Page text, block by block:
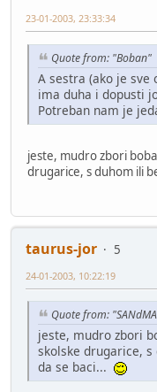
23-01-2003, 23:33:34
Quote from: "Boban"
A sestra (ako je sve
ima duha i dopusti
Potreban nam je
jeste, mudro zbori
drugarice, s duhom ili
taurus-jor
5
24-01-2003, 10:22:19
Quote from:
jeste, mudro zbori
skolske drugarice,
da se baci...